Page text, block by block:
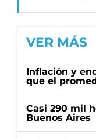
VER MÁS
Inflación y
que el
Casi 290 mil
Buenos Aires